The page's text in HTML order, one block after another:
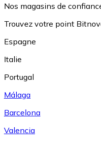
Nos magasins de
Trouvez votre point
Espagne
Italie
Portugal
Málaga
Barcelona
Valencia